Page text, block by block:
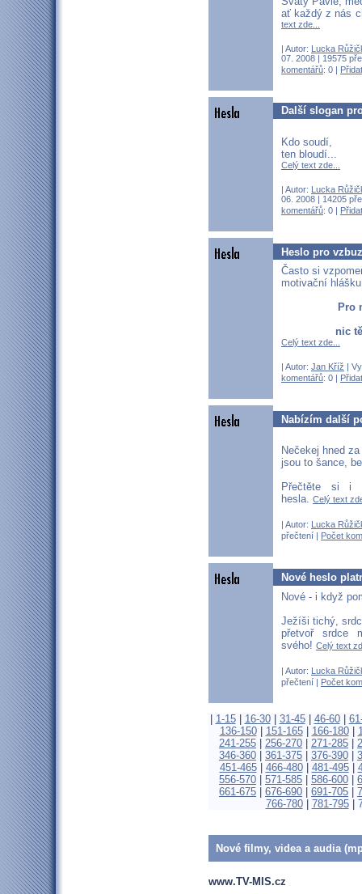
ať každý z nás
text zde...
| Autor: Lucka
07. 2008 | 19575
komentářů: 0 |
Další slogan
Kdo soudí,
ten bloudí...
Celý text zde...
| Autor: Lucka
06. 2008 | 14205
komentářů: 0 |
Heslo pro
Často si
motivační
Pro
nic
Celý text zde...
| Autor: Jan Kříž |
komentářů: 0 |
Nabízím další
Nečekej hned
jsou to šance,
Přečtěte si i
hesla. Celý text
| Autor: Lucka
přečtení |
Počet
Nové heslo
Nové - i když
Ježíši tichý,
přetvoř srdce
svého! Celý text
| Autor: Lucka
přečtení | Počet
1-15| 16-30| 31-45| 46-60|
136-150| 151-165| 166-180|
241-255
256-270 271-285
346-360
361-375 376-390
451-465| 466-480| 481-495|
556-570
571-585 586-600
661-675
676-690 691-705
766-780| 781-795|
Nové filmy, videa a audia
www.TV-MIS.cz